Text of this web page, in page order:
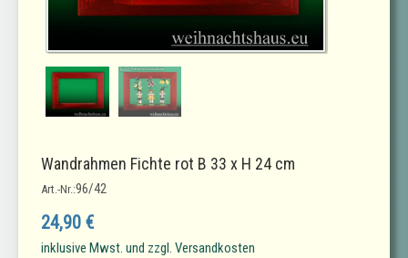
Wandrahmen Fichte rot B 33 x H 24 cm
Art.-Nr.:96/42
24,90 €
inklusive Mwst. und zzgl. Versandkosten